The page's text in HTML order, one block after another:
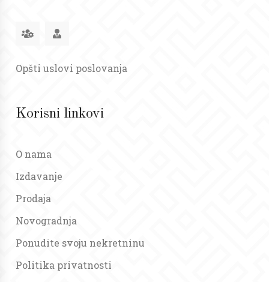
Opšti uslovi poslovanja
Korisni linkovi
O nama
Izdavanje
Prodaja
Novogradnja
Ponudite svoju nekretninu
Politika privatnosti